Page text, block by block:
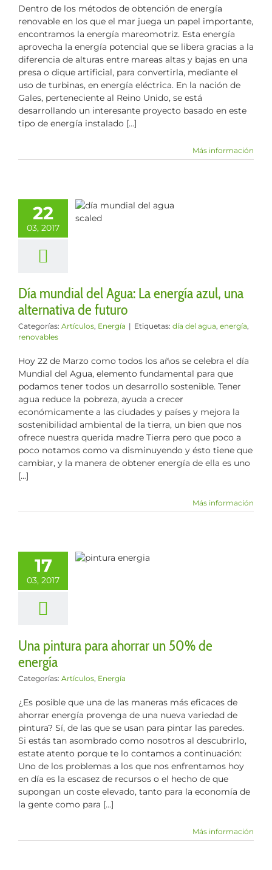
Dentro de los métodos de obtención de energía
renovable en los que el mar juega un papel importante,
encontramos la energía mareomotriz. Esta energía
aprovecha la energía potencial que se libera gracias a la
diferencia de alturas entre mareas altas y bajas en una
presa o dique artificial, para convertirla, mediante el
uso de turbinas, en energía eléctrica. En la nación de
Gales, perteneciente al Reino Unido, se está
desarrollando un interesante proyecto basado en este
tipo de energía instalado [...]
Más información
22
03, 2017
La energía
alternativa
Energía
Día mundial del Agua: La energía azul, una
alternativa de futuro
Categorías: Artículos, Energía | Etiquetas: día del agua, energía,
renovables
Hoy 22 de Marzo como todos los años se celebra el día
Mundial del Agua, elemento fundamental para que
podamos tener todos un desarrollo sostenible. Tener
agua reduce la pobreza, ayuda a crecer
económicamente a las ciudades y países y mejora la
sostenibilidad ambiental de la tierra, un bien que nos
ofrece nuestra querida madre Tierra pero que poco a
poco notamos como va disminuyendo y ésto tiene que
cambiar, y la manera de obtener energía de ella es uno
[...]
Más información
17
03, 2017
un 50% de
Energía
Una pintura para ahorrar un 50% de
energía
Categorías: Artículos, Energía
¿Es posible que una de las maneras más eficaces de
ahorrar energía provenga de una nueva variedad de
pintura? Sí, de las que se usan para pintar las paredes.
Si estás tan asombrado como nosotros al descubrirlo,
estate atento porque te lo contamos a continuación:
Uno de los problemas a los que nos enfrentamos hoy
en día es la escasez de recursos o el hecho de que
supongan un coste elevado, tanto para la economía de
la gente como para [...]
Más información